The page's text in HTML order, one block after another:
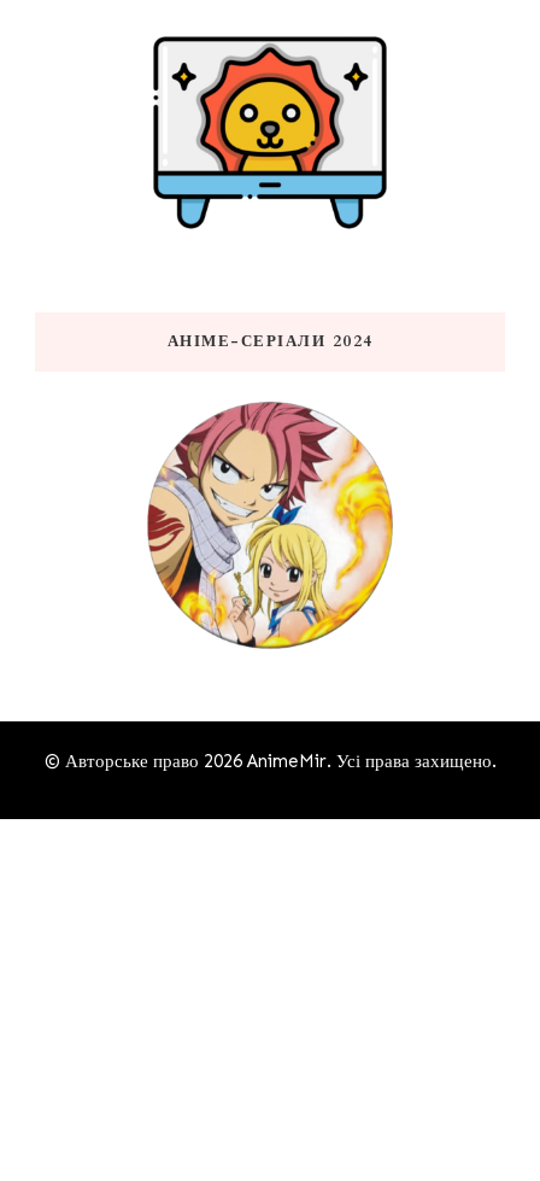
АНІМЕ-СЕРІАЛИ 2024
© Авторське право 2026AnimeMir. Усі права захищено.